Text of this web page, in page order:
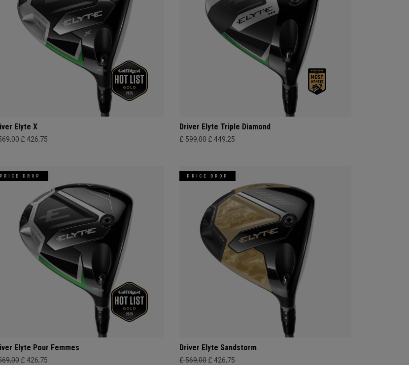
Elyte X
£ 426,75
Driver Elyte Triple Diamond
£ 599,00 £ 449,25
PRICE DROP
Elyte Pour Femmes
£ 426,75
PRICE DROP
Driver Elyte Sandstorm
£ 569,00 £ 426,75